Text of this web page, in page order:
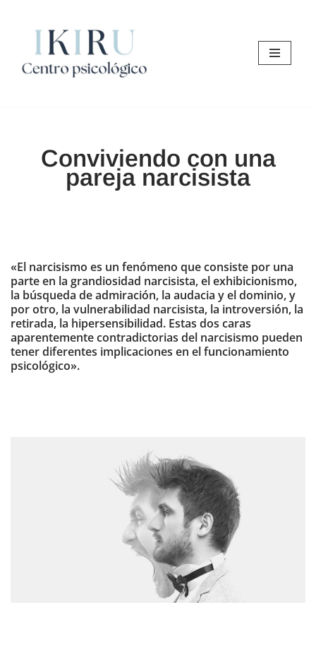
contenido
Conviviendo con una
pareja narcisista
«El narcisismo es un fenómeno que consiste por una
parte en la grandiosidad narcisista, el exhibicionismo,
la búsqueda de admiración, la audacia y el dominio, y
por otro, la vulnerabilidad narcisista, la introversión, la
retirada, la hipersensibilidad. Estas dos caras
aparentemente contradictorias del narcisismo pueden
tener diferentes implicaciones en el funcionamiento
psicológico».